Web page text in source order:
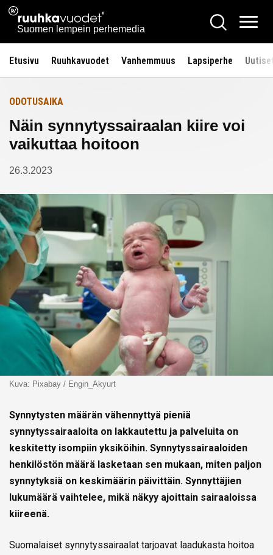
Siirry
sisältöön
Ruuhkavuodet.fi
Suomen lempein perhemedia
Hae
Etusivu Ruuhkavuodet Vanhemmuus Lapsiperhe
Etusivulle
ODOTUSAIKA
Näin synnytyssairaalan kiire voi
vaikuttaa hoitoon
26.3.2023
Kuva: Pixabay / Engin_Akyurt
Synnytysten määrän vähennyttyä pieniä
synnytyssairaaloita on lakkautettu ja palveluita on
keskitetty isompiin yksiköihin. Synnytyssairaaloiden
henkilöstön määrä lasketaan sen mukaan, miten paljon
synnytyksiä on keskimäärin päivittäin. Synnyttäjien
lukumäärä vaihtelee, mikä näkyy ajoittain sairaaloissa
kiireenä.
Suomalaiset synnytyssairaalat tarjoavat laadukasta hoitoa